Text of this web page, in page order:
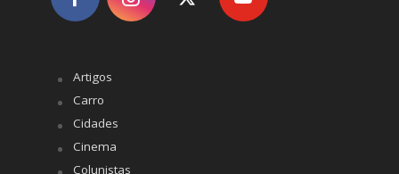
Artigos
Carro
Cidades
Cinema
Colunistas